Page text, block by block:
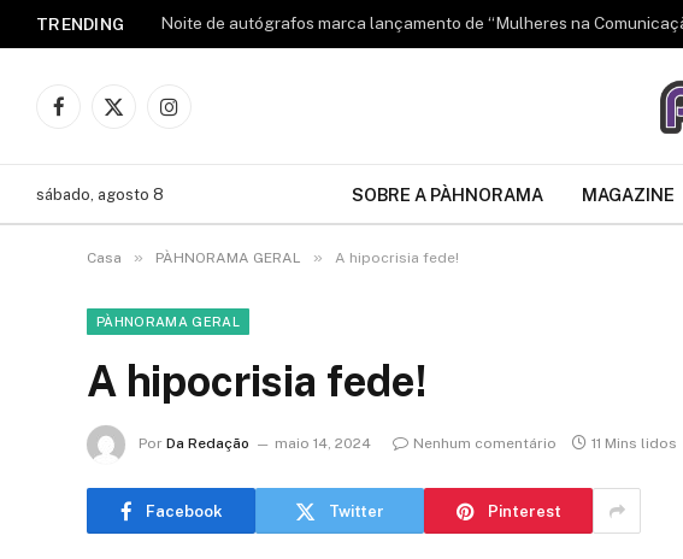
TRENDING
Facebook
X
Instagram
sábado, agosto 8 SOBRE A PÀHNORAMA MAGAZINE
Casa » PÀHNORAMA GERAL » A hipocrisia fede!
PÀHNORAMA GERAL
A hipocrisia fede!
Por Da Redação maio 14, 2024 Nenhum comentário 11 Mins lidos
Facebook Twitter Pinterest